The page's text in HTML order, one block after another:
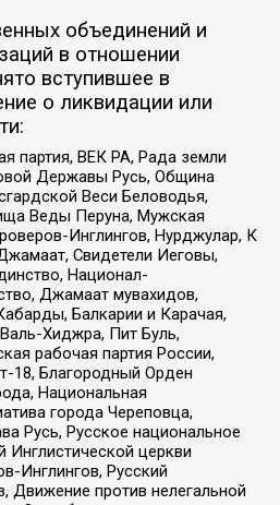
объединений и
в отношении
вступившее в
о ликвидации или
партия, ВЕК РА, Рада земли
Державы Русь, Община
Веси Беловодья,
Веды Перуна, Мужская
Инглингов, Нурджулар, К
Свидетели Иеговы,
Национал-
Джамаат мувахидов,
Балкарии и Карачая,
Хиджра, Пит Буль,
рабочая партия России,
18, Благородный Орден
Национальная
города Череповца,
Русь, Русское национальное
Инглистической церкви
Инглингов, Русский
против нелегальной